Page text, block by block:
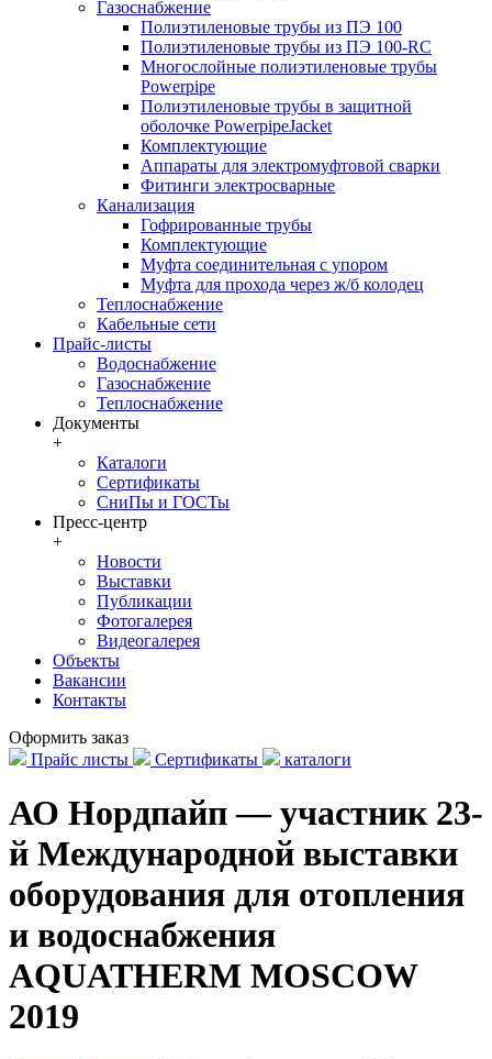
Газоснабжение
Полиэтиленовые трубы из ПЭ 100
Полиэтиленовые трубы из ПЭ 100-RC
Многослойные полиэтиленовые трубы
Powerpipe
Полиэтиленовые трубы в защитной
оболочке PowerpipeJacket
Комплектующие
Аппараты для электромуфтовой сварки
Фитинги электросварные
Канализация
Гофрированные трубы
Комплектующие
Муфта соединительная с упором
Муфта для прохода через ж/б колодец
Теплоснабжение
Кабельные сети
Прайс-листы
Водоснабжение
Газоснабжение
Теплоснабжение
Документы
+
Каталоги
Сертификаты
СниПы и ГОСТы
Пресс-центр
+
Новости
Выставки
Публикации
Фотогалерея
Видеогалерея
Объекты
Вакансии
Контакты
Оформить заказ
Прайс листы
Сертификаты каталоги
АО Нордпайп — участник 23-
й Международной выставки
оборудования для отопления
и водоснабжения
AQUATHERM MOSCOW
2019